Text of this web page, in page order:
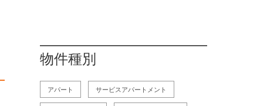
物件種別
アパート サービスアパートメント